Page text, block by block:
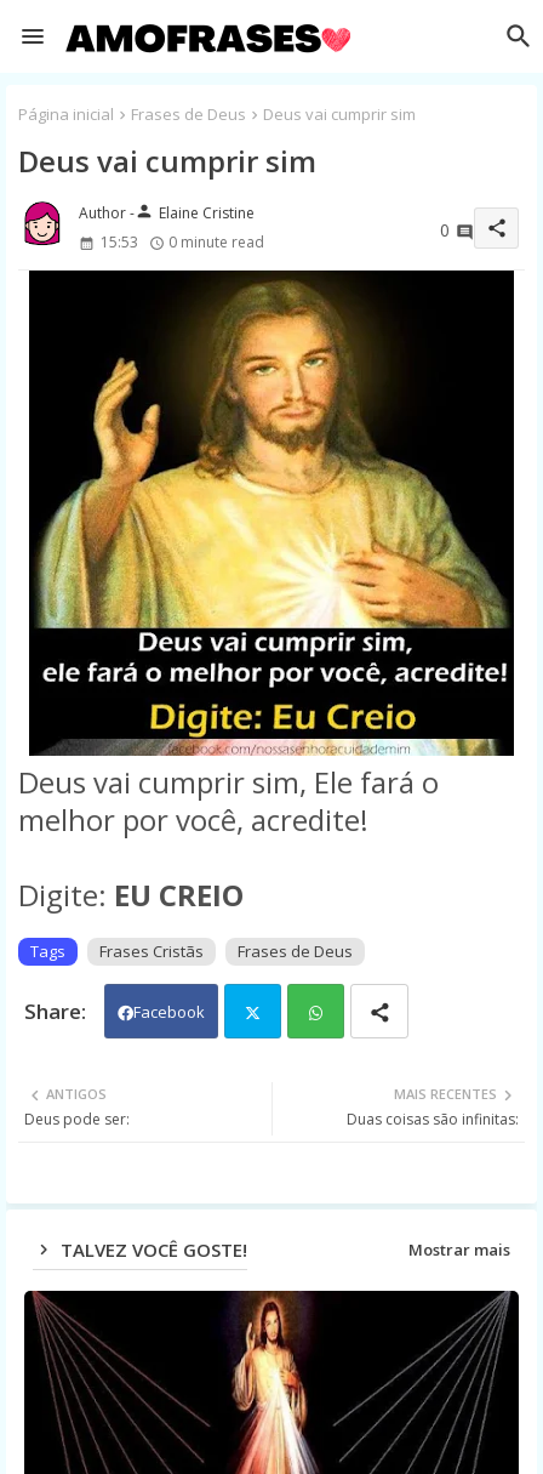
Página inicial Frases de Deus Deus vai cumprir sim
Deus vai cumprir sim
person Elaine Cristine
15:53
0 minute read
0 share
Deus vai cumprir sim, Ele fará o
melhor por você, acredite!
Digite: EU CREIO
Tags Frases Cristãs Frases de Deus
Facebook
MAIS RECENTES
Duas coisas são infinitas:
ANTIGOS
Deus pode ser:
TALVEZ VOCÊ GOSTE! Mostrar mais